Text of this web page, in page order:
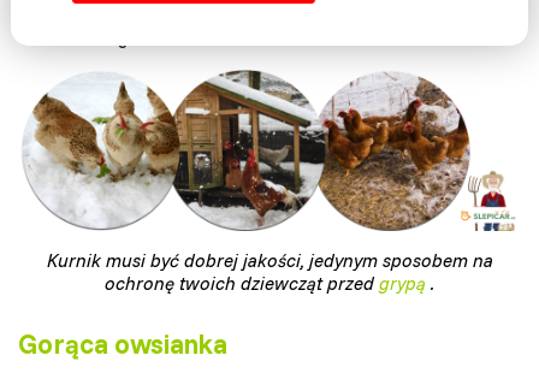
Kurnik musi być dobrej jakości, jedynym sposobem na
ochronę twoich dziewcząt przed grypą .
Gorąca owsianka